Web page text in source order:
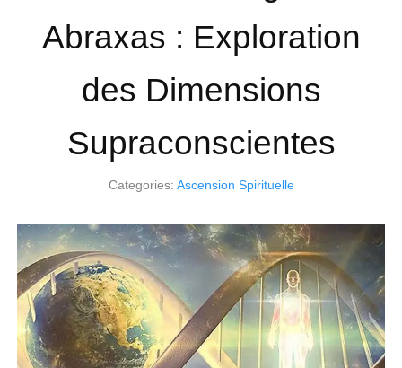
Abraxas : Exploration
des Dimensions
Supraconscientes
Categories: Ascension Spirituelle